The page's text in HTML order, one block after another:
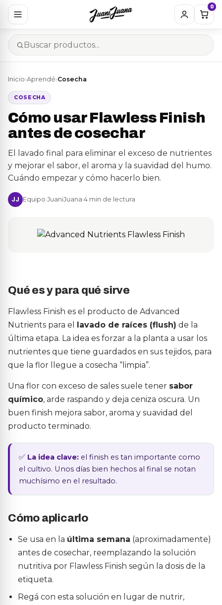
0
Inicio›Aprendé›Cosecha
COSECHA
Cómo usar Flawless Finish
antes de cosechar
El lavado final para eliminar el exceso de nutrientes
y mejorar el sabor, el aroma y la suavidad del humo.
Cuándo empezar y cómo hacerlo bien.
JJ Equipo JuaniJuana·4 min de lectura
Qué es y para qué sirve
Flawless Finish es el producto de Advanced
Nutrients para el lavado de raíces (flush) de la
última etapa. La idea es forzar a la planta a usar los
nutrientes que tiene guardados en sus tejidos, para
que la flor llegue a cosecha “limpia”.
Una flor con exceso de sales suele tener sabor
químico, arde raspando y deja ceniza oscura. Un
buen finish mejora sabor, aroma y suavidad del
producto terminado.
✅ La idea clave: el finish es tan importante como
el cultivo. Unos días bien hechos al final se notan
muchísimo en el resultado.
Cómo aplicarlo
Se usa en la última semana (aproximadamente)
antes de cosechar, reemplazando la solución
nutritiva por Flawless Finish según la dosis de la
etiqueta.
Regá con esta solución en lugar de nutrir,